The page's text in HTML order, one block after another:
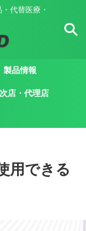
代替医療・
製品情報
店・代理店
用できる